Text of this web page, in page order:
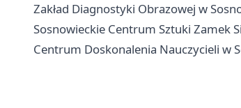
Zakład Diagnostyki Obrazowej w
Sosnowieckie Centrum Sztuki Zamek
Centrum Doskonalenia Nauczycieli w